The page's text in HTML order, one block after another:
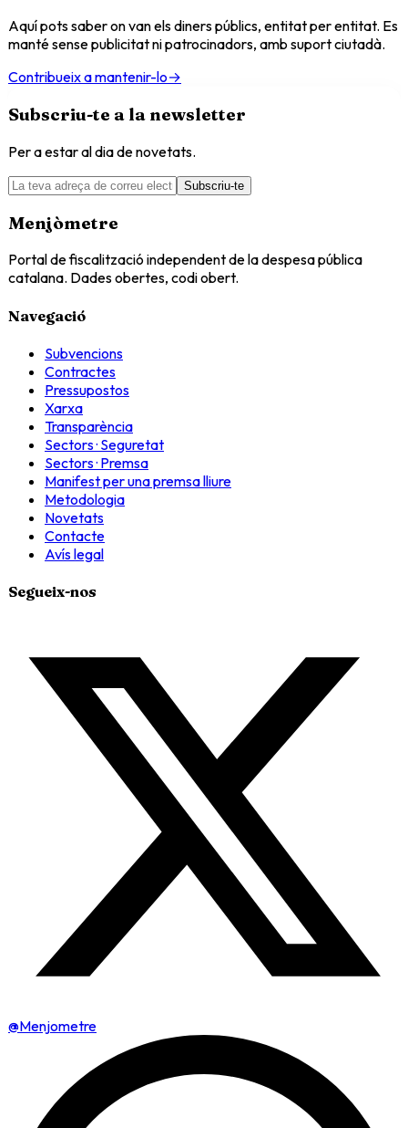
Aquí pots saber on van els diners públics, entitat per entitat. Es
manté sense publicitat ni patrocinadors, amb suport ciutadà.
Contribueix a mantenir-lo→
Subscriu-te a la newsletter
Per a estar al dia de novetats.
Subscriu-te
Menjòmetre
Portal de fiscalització independent de la despesa pública
catalana. Dades obertes, codi obert.
Navegació
Subvencions
Contractes
Pressupostos
Xarxa
Transparència
Sectors · Seguretat
Sectors · Premsa
Manifest per una premsa lliure
Metodologia
Novetats
Contacte
Avís legal
Segueix-nos
@Menjometre